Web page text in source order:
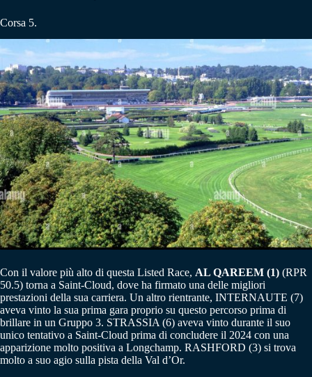
Corsa 5.
Con il valore più alto di questa Listed Race, AL QAREEM (1) (RPR
50.5) torna a Saint-Cloud, dove ha firmato una delle migliori
prestazioni della sua carriera. Un altro rientrante, INTERNAUTE (7)
aveva vinto la sua prima gara proprio su questo percorso prima di
brillare in un Gruppo 3. STRASSIA (6) aveva vinto durante il suo
unico tentativo a Saint-Cloud prima di concludere il 2024 con una
apparizione molto positiva a Longchamp. RASHFORD (3) si trova
molto a suo agio sulla pista della Val d’Or.